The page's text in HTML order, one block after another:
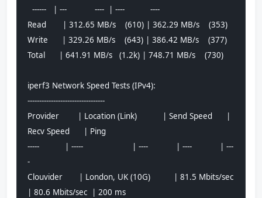
  ------   | ---            ----  | ----           ----
Read       | 312.65 MB/s    (610) | 362.29 MB/s    (353)
Write      | 329.26 MB/s    (643) | 386.42 MB/s    (377)
Total      | 641.91 MB/s   (1.2k) | 748.71 MB/s    (730)
iperf3 Network Speed Tests (IPv4):
---------------------------------
Provider        | Location (Link)           | Send Speed      |
Recv Speed      | Ping
-----           | -----                     | ----            | ----            | ---
-
Clouvider       | London, UK (10G)          | 81.5 Mbits/sec
| 80.6 Mbits/sec  | 200 ms